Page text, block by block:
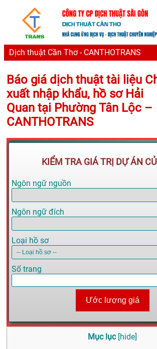
Dịch thuật Cần Thơ - CANTHOTRANS
Báo giá dịch thuật tài liệu
xuất nhập khẩu, hồ sơ Hải
Quan tại Phường Tân Lộc –
CANTHOTRANS
KIỂM TRA GIÁ TRỊ DỰ ÁN
Ngôn ngữ nguồn
Ngôn ngữ đích
Loại hồ sơ
Số trang
Ước lượng giá
Mục lục [hide]